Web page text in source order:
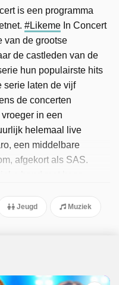
is een programma
#Likeme In Concert
van de grootse
de castleden van de
hun populairste hits
serie laten de vijf
de concerten
in een
helemaal live
een middelbare
afgekort als SAS.
moet het gezin
dat Caro naar een
bevat ook
Hugo Sigal en
Jeugd Muziek